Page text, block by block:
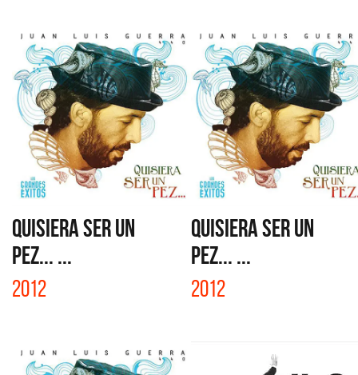
QUISIERA SER UN
PEZ... ...
2012
QUISIERA SER UN
PEZ... ...
2012